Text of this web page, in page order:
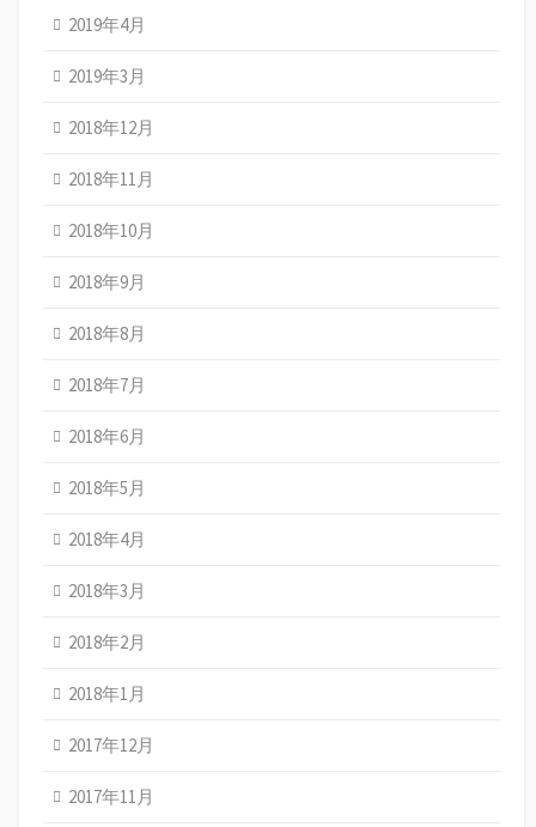
2019年4月
2019年3月
2018年12月
2018年11月
2018年10月
2018年9月
2018年8月
2018年7月
2018年6月
2018年5月
2018年4月
2018年3月
2018年2月
2018年1月
2017年12月
2017年11月